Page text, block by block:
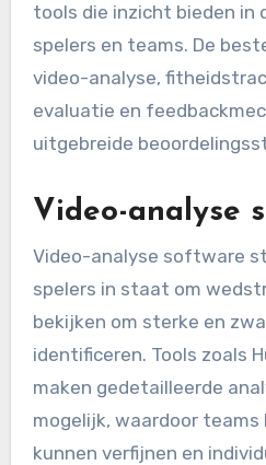
tools die inzicht bieden in
spelers en teams. De
video-analyse,
evaluatie en
uitgebreide
Video-analyse
Video-analyse software
spelers in staat om
bekijken om sterke en
identificeren. Tools zoals
maken gedetailleerde
mogelijk, waardoor
kunnen verfijnen en